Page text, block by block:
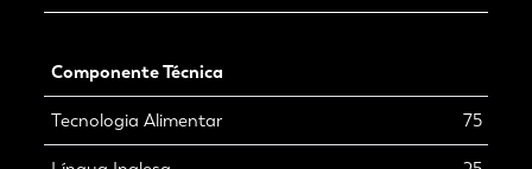
Componente Técnica
Tecnologia Alimentar 75